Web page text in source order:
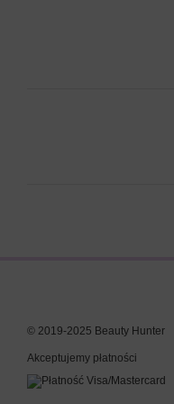
© 2019-2025 Beauty Hunter
Akceptujemy płatności